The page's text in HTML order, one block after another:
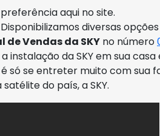
aqui no site.
diversas
de Vendas da SKY no número
instalação da SKY em sua casa
só se entreter muito com sua
do país, a SKY.